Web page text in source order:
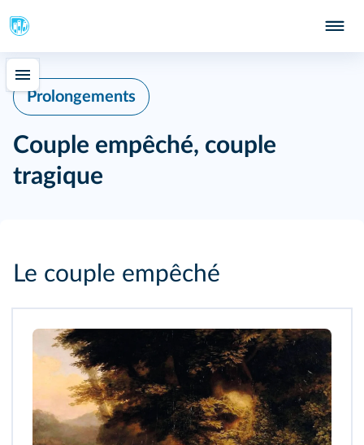
Prolongements
Couple empêché, couple
tragique
Le couple empêché